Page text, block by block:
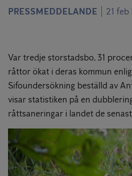
PRESSMEDDELANDE 21 feb
Var tredje storstadsbo, 31
råttor ökat i deras kommun
Sifoundersökning beställd av
visar statistiken på en
råttsaneringar i landet de